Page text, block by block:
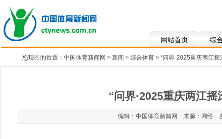
网站首页 综
您现在的位置： 中国体育新闻网 > 新闻 > 综合体育 > “问界·2025重庆两江
“问界·2025重庆两江
编辑：中国体育新闻网 来源：网络